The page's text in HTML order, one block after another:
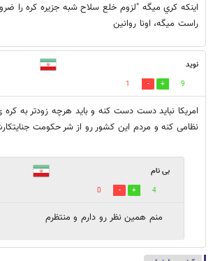
اينكه كري ميگه "لزوم خلع سلاح شبه جزیره کره را
راست ميگه، اونا روانين
نوید
9
1
امریکا نباید دست دست کنه و باید هرچه زودتر به
نظامی کنه و مردم این کشور رو از شر حکومت
بی نام
4
0
منم همین نظر رو دارم و منتظرم